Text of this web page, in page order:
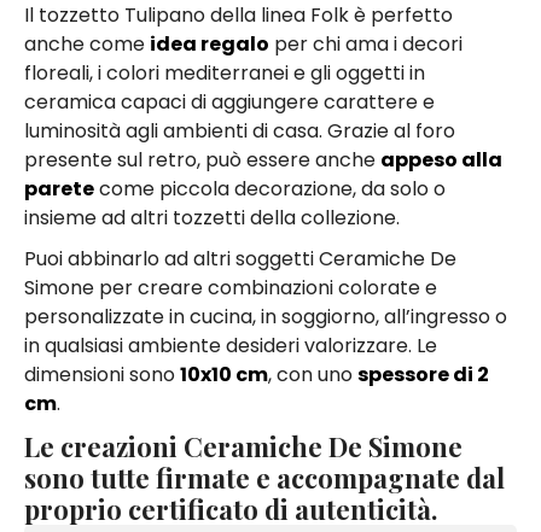
Il tozzetto Tulipano della linea Folk è perfetto
anche come idea regalo per chi ama i decori
floreali, i colori mediterranei e gli oggetti in
ceramica capaci di aggiungere carattere e
luminosità agli ambienti di casa. Grazie al foro
presente sul retro, può essere anche appeso alla
paretecome piccola decorazione, da solo o
insieme ad altri tozzetti della collezione.
Puoi abbinarlo ad altri soggetti Ceramiche De
Simone per creare combinazioni colorate e
personalizzate in cucina, in soggiorno, all’ingresso o
in qualsiasi ambiente desideri valorizzare. Le
dimensioni sono10x10 cm, con unospessore di 2
cm.
Le creazioni Ceramiche De Simone
sono tutte firmate e accompagnate dal
proprio certificato di autenticità.